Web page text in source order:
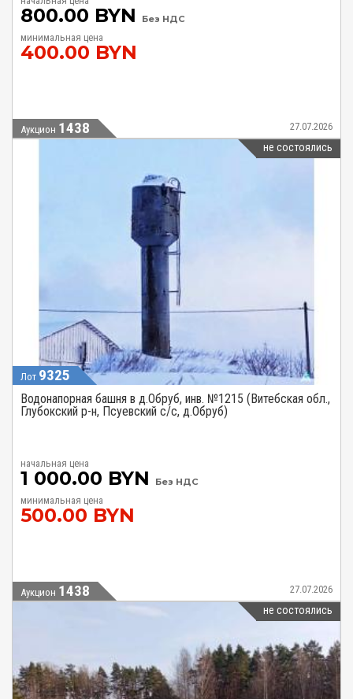
800.00 BYN Без НДС
минимальная цена
400.00 BYN
Аукцион 1438 27.07.2026
не состоялись
Лот 9325
Водонапорная башня в д.Обруб, инв. №1215 (Витебская обл.,
Глубокский р-н, Псуевский с/с, д.Обруб)
начальная цена
1 000.00 BYN Без НДС
минимальная цена
500.00 BYN
Аукцион 1438 27.07.2026
не состоялись